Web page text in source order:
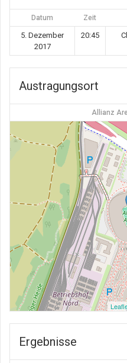
Datum Zeit
5. Dezember
2017
20:45
Austragungsort
Allianz
Ergebnisse